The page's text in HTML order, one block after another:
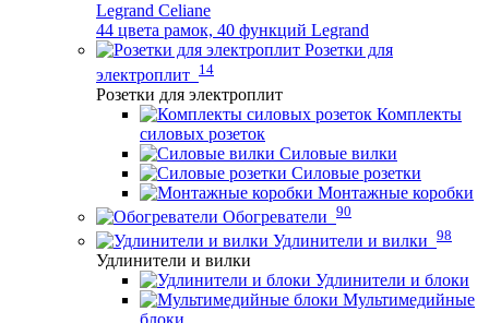
Legrand Celiane
44 цвета рамок, 40 функций Legrand
Розетки для
электроплит 14
Розетки для электроплит
Комплекты
силовых розеток
Силовые вилки
Силовые розетки
Монтажные коробки
Обогреватели 90
Удлинители и вилки 98
Удлинители и вилки
Удлинители и блоки
Мультимедийные